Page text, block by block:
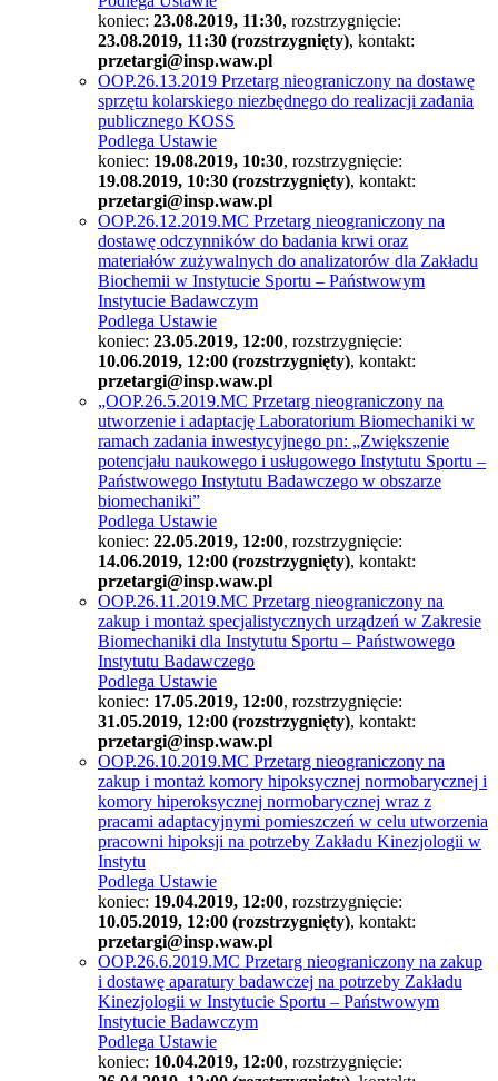
koniec: 23.08.2019, 11:30, rozstrzygnięcie:
23.08.2019, 11:30 (rozstrzygnięty), kontakt:
przetargi@insp.waw.pl
OOP.26.13.2019 Przetarg nieograniczony na dostawę
sprzętu kolarskiego niezbędnego do realizacji zadania
publicznego KOSS
Podlega Ustawie
koniec: 19.08.2019, 10:30, rozstrzygnięcie:
19.08.2019, 10:30 (rozstrzygnięty), kontakt:
przetargi@insp.waw.pl
OOP.26.12.2019.MC Przetarg nieograniczony na
dostawę odczynników do badania krwi oraz
materiałów zużywalnych do analizatorów dla Zakładu
Biochemii w Instytucie Sportu – Państwowym
Instytucie Badawczym
Podlega Ustawie
koniec: 23.05.2019, 12:00, rozstrzygnięcie:
10.06.2019, 12:00 (rozstrzygnięty), kontakt:
przetargi@insp.waw.pl
„OOP.26.5.2019.MC Przetarg nieograniczony na
utworzenie i adaptację Laboratorium Biomechaniki w
ramach zadania inwestycyjnego pn: „Zwiększenie
potencjału naukowego i usługowego Instytutu Sportu –
Państwowego Instytutu Badawczego w obszarze
biomechaniki”
Podlega Ustawie
koniec: 22.05.2019, 12:00, rozstrzygnięcie:
14.06.2019, 12:00 (rozstrzygnięty), kontakt:
przetargi@insp.waw.pl
OOP.26.11.2019.MC Przetarg nieograniczony na
zakup i montaż specjalistycznych urządzeń w Zakresie
Biomechaniki dla Instytutu Sportu – Państwowego
Instytutu Badawczego
Podlega Ustawie
koniec: 17.05.2019, 12:00, rozstrzygnięcie:
31.05.2019, 12:00 (rozstrzygnięty), kontakt:
przetargi@insp.waw.pl
OOP.26.10.2019.MC Przetarg nieograniczony na
zakup i montaż komory hipoksycznej normobarycznej i
komory hiperoksycznej normobarycznej wraz z
pracami adaptacyjnymi pomieszczeń w celu utworzenia
pracowni hipoksji na potrzeby Zakładu Kinezjologii w
Instytu
Podlega Ustawie
koniec: 19.04.2019, 12:00, rozstrzygnięcie:
10.05.2019, 12:00 (rozstrzygnięty), kontakt:
przetargi@insp.waw.pl
OOP.26.6.2019.MC Przetarg nieograniczony na zakup
i dostawę aparatury badawczej na potrzeby Zakładu
Kinezjologii w Instytucie Sportu – Państwowym
Instytucie Badawczym
Podlega Ustawie
koniec: 10.04.2019, 12:00, rozstrzygnięcie: